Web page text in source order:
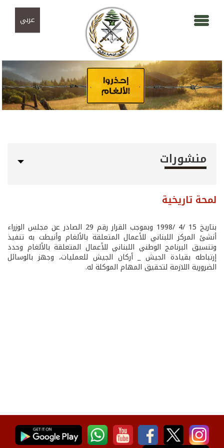
عربي
منشورات
لمحة تاريخية
بتاريخ 15 /4 /1998 وبموجب القرار رقم 29 الصادر عن مجلس الوزراء
أنشئ المركز اللبناني للأعمال المتعلقة بالألغام وأنيطت به تنفيذ
وتنسيق البرنامج الوطني اللبناني للأعمال المتعلقة بالألغام وحدد
إرتباطه بقيادة الجيش _ أركان الجيش للعمليات، وجهز بالوسائل
الضرورية اللازمة لتحقيق المهام الموكلة له.